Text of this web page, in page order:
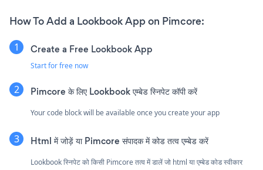
How To Add a Lookbook App on Pimcore:
Create a Free Lookbook App
Start for free now
Pimcore के लिए Lookbook एम्बेड स्निपेट कॉपी करें
Your code block will be available once you create your app
Html में जोड़ें या Pimcore संपादक में कोड तत्व एम्बेड करें
Lookbook स्निपेट को किसी Pimcore तत्व में डालें जो html या एम्बेड कोड स्वीकार